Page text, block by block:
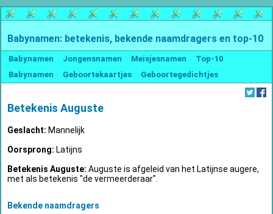
Babynamen: betekenis, bekende naamdragers en top-10
Babynamen Jongensnamen Meisjesnamen
Top-10
Babynamen
Geboortekaartjes Geboortegedichtjes
Betekenis Auguste
Geslacht: Mannelijk
Oorsprong: Latijns
Betekenis Auguste: Auguste is afgeleid van het Latijnse augere,
met als betekenis "de vermeerderaar".
Bekende naamdragers